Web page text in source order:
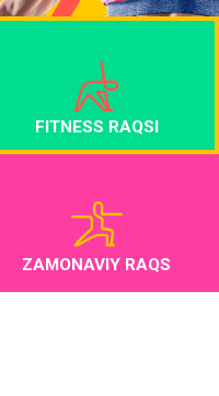
FITNESS RAQSI
ZAMONAVIY RAQS